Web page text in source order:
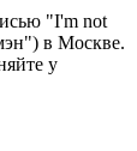
"I'm not
в Москве.
у